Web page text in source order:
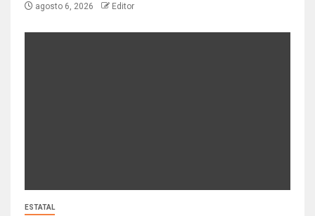
agosto 6, 2026 Editor
ESTATAL